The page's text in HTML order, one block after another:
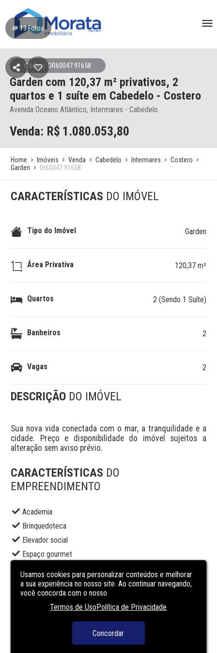
13Fotos
Código: OR60047:91658
Garden com 120,37 m² privativos, 2
quartos e 1 suíte em Cabedelo - Costero
Avenida Oceano Atlântico, Intermares - Cabedelo
Venda: R$ 1.080.053,80
Home Imóveis Venda Cabedelo Intermares
Costero
Garden
Or60047 91658
CARACTERÍSTICAS DO IMÓVEL
Tipo do Imóvel Garden
Área Privativa 120,37 m²
Quartos 2 (Sendo 1 Suíte)
Banheiros 2
Vagas 2
DESCRIÇÃO DO IMÓVEL
Sua nova vida conectada com o mar, a tranquilidade e a
cidade. Preço e disponibilidade do imóvel sujeitos a
alteração sem aviso prévio.
CARACTERÍSTICAS DO
EMPREENDIMENTO
Academia
Brinquedoteca
Elevador social
Espaço gourmet
Piscina adulto
Piscina infantil
Usamos cookies para personalizar conteúdos e melhorar
a sua experiência no nosso site. Ao continuar navegando,
você concorda com o nosso
Termos de UsoPolítica de Privacidade
Concordar